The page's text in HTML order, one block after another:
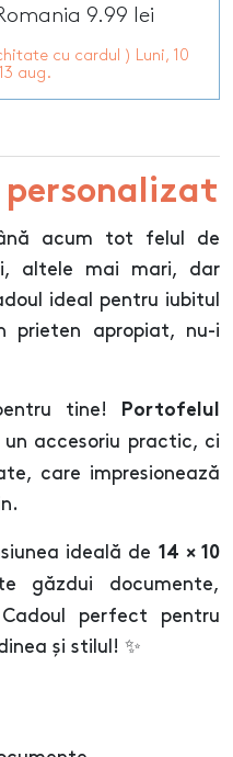
9.99 lei
cu cardul ) Luni, 10
aug.
acum tot felul de
altele mai mari, dar
ideal pentru iubitul
apropiat, nu-i
tine!
Portofelul
accesoriu practic, ci
care impresionează
ideală de 14 × 10
găzdui documente,
perfect pentru
și stilul! ✨